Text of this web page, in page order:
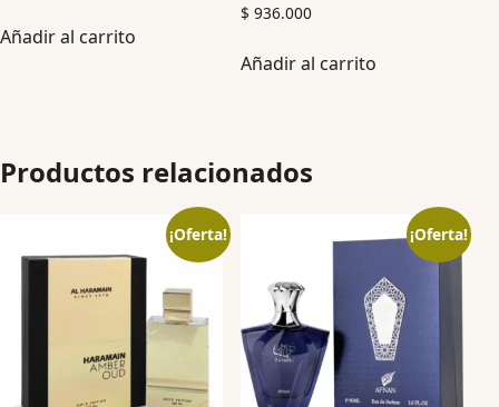
Añadir al carrito
$ 936.000
Añadir al carrito
Productos relacionados
¡Oferta! ¡Oferta!